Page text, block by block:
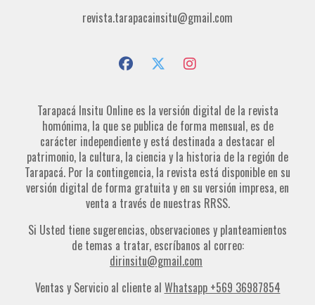
Tarapacá Insitu Online es la versión digital de la revista
homónima, la que se publica de forma mensual, es de
carácter independiente y está destinada a destacar el
patrimonio, la cultura, la ciencia y la historia de la región de
Tarapacá. Por la contingencia, la revista está disponible en su
versión digital de forma gratuita y en su versión impresa, en
venta a través de nuestras RRSS.
Si Usted tiene sugerencias, observaciones y planteamientos
de temas a tratar, escríbanos al correo:
dirinsitu@gmail.com
Ventas y Servicio al cliente al Whatsapp +569 36987854
revista.tarapacainsitu@gmail.com